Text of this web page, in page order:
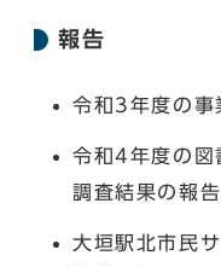
報告
令和3年度の事
令和4年度の図
調査結果の報
大垣駅北市民